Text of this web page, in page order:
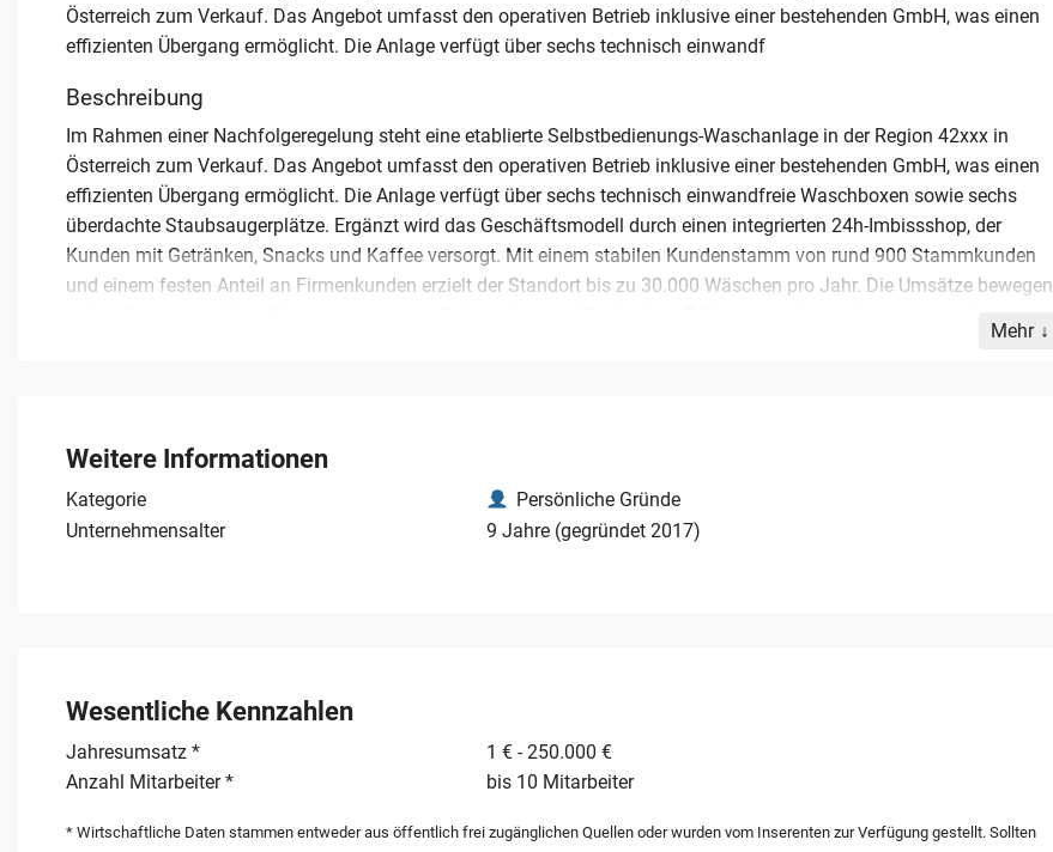
Österreich zum Verkauf. Das Angebot umfasst den operativen Betrieb inklusive einer bestehenden GmbH, was einen
effizienten Übergang ermöglicht. Die Anlage verfügt über sechs technisch einwandf
Beschreibung
Im Rahmen einer Nachfolgeregelung steht eine etablierte Selbstbedienungs-Waschanlage in der Region 42xxx in
Österreich zum Verkauf. Das Angebot umfasst den operativen Betrieb inklusive einer bestehenden GmbH, was einen
effizienten Übergang ermöglicht. Die Anlage verfügt über sechs technisch einwandfreie Waschboxen sowie sechs
überdachte Staubsaugerplätze. Ergänzt wird das Geschäftsmodell durch einen integrierten 24h-Imbissshop, der
Kunden mit Getränken, Snacks und Kaffee versorgt. Mit einem stabilen Kundenstamm von rund 900 Stammkunden
und einem festen Anteil an Firmenkunden erzielt der Standort bis zu 30.000 Wäschen pro Jahr. Die Umsätze bewegen
Mehr
Weitere Informationen
Kategorie
Persönliche Gründe
Unternehmensalter
9 Jahre (gegründet 2017)
Wesentliche Kennzahlen
Jahresumsatz *
1 € - 250.000 €
Anzahl Mitarbeiter *
bis 10 Mitarbeiter
* Wirtschaftliche Daten stammen entweder aus öffentlich frei zugänglichen Quellen oder wurden vom Inserenten zur Verfügung gestellt. Sollten